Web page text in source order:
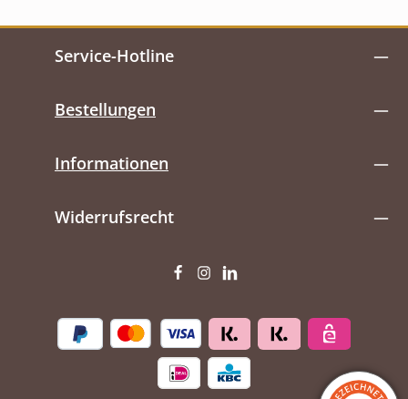
Service-Hotline
Bestellungen
Informationen
Widerrufsrecht